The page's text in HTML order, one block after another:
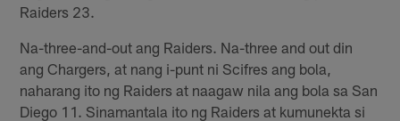
Raiders 23.
Na-three-and-out ang Raiders. Na-three and out din
ang Chargers, at nang i-punt ni Scifres ang bola,
naharang ito ng Raiders at naagaw nila ang bola sa San
Diego 11. Sinamantala ito ng Raiders at kumunekta si